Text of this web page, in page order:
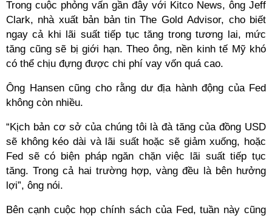
Trong cuộc phỏng vấn gần đây với Kitco News, ông Jeff
Clark, nhà xuất bản bản tin The Gold Advisor, cho biết
ngay cả khi lãi suất tiếp tục tăng trong tương lai, mức
tăng cũng sẽ bị giới hạn. Theo ông, nền kinh tế Mỹ khó
có thể chịu đựng được chi phí vay vốn quá cao.
Ông Hansen cũng cho rằng dư địa hành động của Fed
không còn nhiều.
“Kịch bản cơ sở của chúng tôi là đà tăng của đồng USD
sẽ không kéo dài và lãi suất hoặc sẽ giảm xuống, hoặc
Fed sẽ có biện pháp ngăn chặn việc lãi suất tiếp tục
tăng. Trong cả hai trường hợp, vàng đều là bên hưởng
lợi”, ông nói.
Bên cạnh cuộc họp chính sách của Fed, tuần này cũng